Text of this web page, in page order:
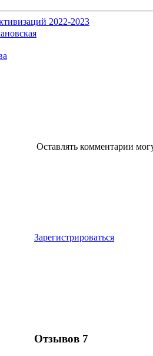
2022-2023
Оставлять комментарии
Зарегистрироваться
Отзывов 7